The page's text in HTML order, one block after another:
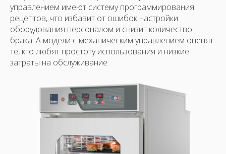
управлением имеют систему программирования
рецептов, что избавит от ошибок настройки
оборудования персоналом и снизит количество
брака. А модели с механическим управлением оценят
те, кто любят простоту использования и низкие
затраты на обслуживание.